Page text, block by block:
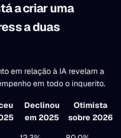
a criar uma
a duas
em relação à IA revelam a
em todo o inquerito.
Declinou
em 2025
Otimista
sobre 2026